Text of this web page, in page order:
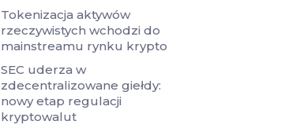
Tokenizacja aktywów
rzeczywistych wchodzi do
mainstreamu rynku krypto
SEC uderza w
zdecentralizowane giełdy:
nowy etap regulacji
kryptowalut